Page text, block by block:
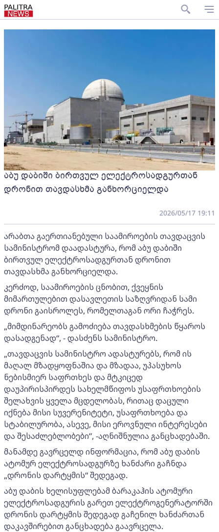
აბუ დაბიში ბირთვულ ელექტროსადგურთან
დრონით თავდასხმა განხორციელდა
2026/05/17 19:11
არაბთა გაერთიანებული საამიროების თავდაცვის
სამინისტრომ დაადასტურა, რომ აბუ დაბიში
ბირთვულ ელექტროსადგურთან დრონით
თავდასხმა განხორციელდა.
კერძოდ, საამიროების ცნობით, ქვეყნის
მიმართულებით დასავლეთის საზღვრიდან სამი
დრონი გაისროლეს, რომელთაგან ორი ჩაჭრეს.
„მიმდინარეობს გამოძიება თავდასხმების წყაროს
დასადგენად“, - დასძენს სამინისტრო.
„თავდაცვის სამინისტრო ადასტურებს, რომ ის
მაღალ მზადყოფნაშია და მზადაა, უპასუხოს
ნებისმიერ საფრთხეს და მტკიცედ
დაუპირისპირდეს სახელმწიფოს უსაფრთხოების
შელახვის ყველა მცდელობას, რითაც დაცული
იქნება მისი სუვერენიტეტი, უსაფრთხოება და
სტაბილურობა, ასევე, მისი ეროვნული ინტერესები
და შესაძლებლობები”, -აღნიშნულია განცხადებაში.
მანამდე გავრცელდ ინფორმაცია, რომ აბუ დაბის
ატომურ ელექტროსადგურზე ხანძარი გაჩნდა
„დრონის დარტყმის“ შედეგად.
აბუ დაბის ხელისუფლებამ ბარაკაჰის ატომური
ელექტროსადგურის გარეთ ელექტროგენერატორში
დრონის დარტყმის შედეგად გაჩენილ ხანძართან
დაკავშირებით განცხადება გაავრცელა.